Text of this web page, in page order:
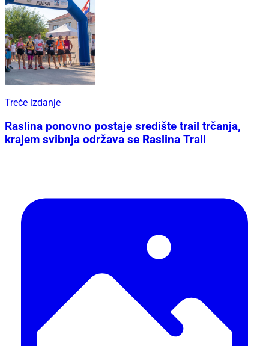
Treće izdanje
Raslina ponovno postaje središte trail trčanja,
krajem svibnja održava se Raslina Trail